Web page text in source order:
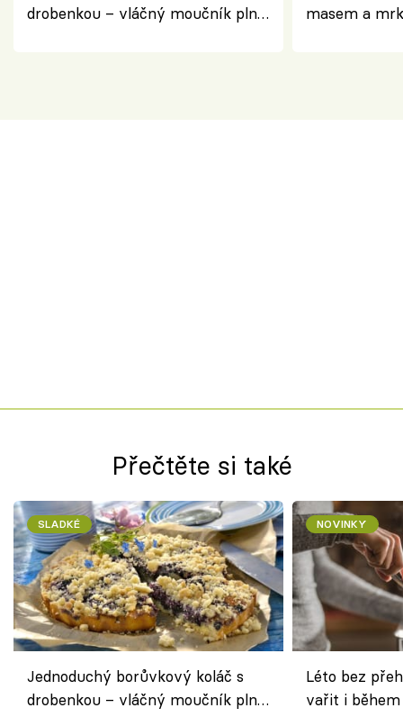
drobenkou – vláčný moučník plný
masem a
Přečtěte si také
SLADKÉ
Jednoduchý borůvkový koláč s
drobenkou – vláčný moučník plný
NOVINKY
Léto bez
vařit i